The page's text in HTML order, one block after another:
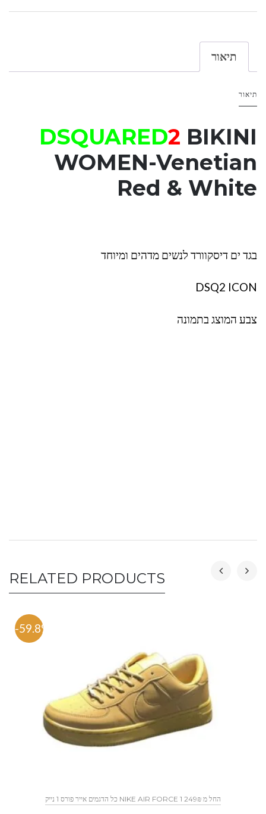
תיאור
תיאור
DSQUARED2 BIKINI
WOMEN-Venetian
Red & White
בגד ים דיסקוורד לנשים מדהים ומיוחד
DSQ2 ICON
צבע המוצג בתמונה
RELATED PRODUCTS
-59.8%
כל הדגמים אייר פורס 1 נייק NIKE AIR FORCE 1 החל מ 249₪